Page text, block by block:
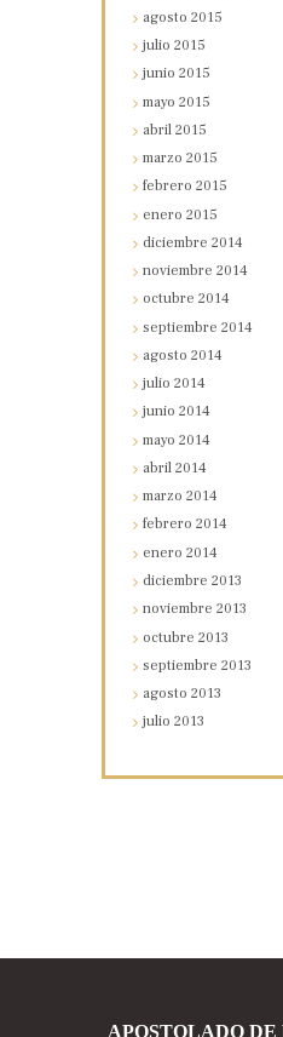
agosto2015
julio2015
junio2015
mayo2015
abril2015
marzo2015
febrero2015
enero2015
diciembre2014
noviembre2014
octubre2014
septiembre2014
agosto2014
julio2014
junio2014
mayo2014
abril2014
marzo2014
febrero2014
enero2014
diciembre2013
noviembre2013
octubre2013
septiembre2013
agosto2013
julio2013
APOSTOLADO DE